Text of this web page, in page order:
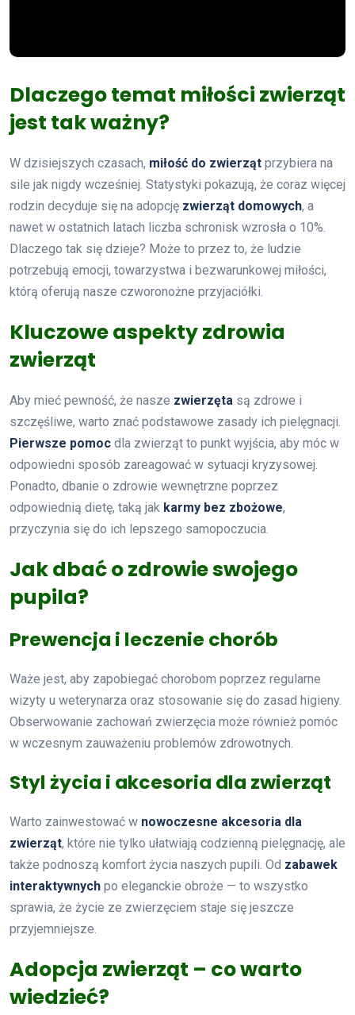
Dlaczego temat miłości zwierząt
jest tak ważny?
W dzisiejszych czasach, miłość do zwierząt przybiera na
sile jak nigdy wcześniej. Statystyki pokazują, że coraz więcej
rodzin decyduje się na adopcję zwierząt domowych, a
nawet w ostatnich latach liczba schronisk wzrosła o 10%.
Dlaczego tak się dzieje? Może to przez to, że ludzie
potrzebują emocji, towarzystwa i bezwarunkowej miłości,
którą oferują nasze czworonożne przyjaciółki.
Kluczowe aspekty zdrowia
zwierząt
Aby mieć pewność, że nasze zwierzęta są zdrowe i
szczęśliwe, warto znać podstawowe zasady ich pielęgnacji.
Pierwsze pomoc dla zwierząt to punkt wyjścia, aby móc w
odpowiedni sposób zareagować w sytuacji kryzysowej.
Ponadto, dbanie o zdrowie wewnętrzne poprzez
odpowiednią dietę, taką jak karmy bez zbożowe,
przyczynia się do ich lepszego samopoczucia.
Jak dbać o zdrowie swojego
pupila?
Prewencja i leczenie chorób
Waże jest, aby zapobiegać chorobom poprzez regularne
wizyty u weterynarza oraz stosowanie się do zasad higieny.
Obserwowanie zachowań zwierzęcia może również pomóc
w wczesnym zauważeniu problemów zdrowotnych.
Styl życia i akcesoria dla zwierząt
Warto zainwestować w nowoczesne akcesoria dla
zwierząt, które nie tylko ułatwiają codzienną pielęgnację, ale
także podnoszą komfort życia naszych pupili. Od zabawek
interaktywnych po eleganckie obroże — to wszystko
sprawia, że życie ze zwierzęciem staje się jeszcze
przyjemniejsze.
Adopcja zwierząt – co warto
wiedzieć?